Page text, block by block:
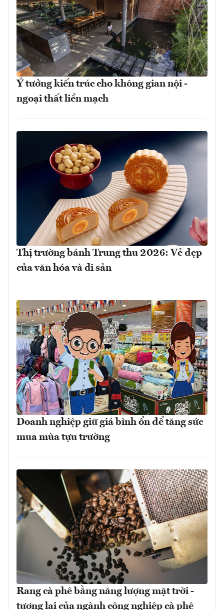
Ý tưởng kiến trúc cho không gian nội -
ngoại thất liền mạch
Thị trường bánh Trung thu 2026: Vẻ đẹp
của văn hóa và di sản
Doanh nghiệp giữ giá bình ổn để tăng sức
mua mùa tựu trường
Rang cà phê bằng năng lượng mặt trời -
tương lai của ngành công nghiệp cà phê